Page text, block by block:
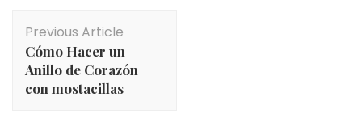
Navigation
Previous Article
Cómo Hacer un
Anillo de Corazón
con mostacillas